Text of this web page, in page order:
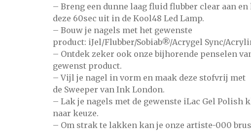
– Breng een dunne laag fluid flubber clear aan en
deze 60sec uit in de Kool48 Led Lamp.
– Bouw je nagels met het gewenste
product: iJel/Flubber/Sobiab®/Acrygel Sync/
– Ontdek zeker ook onze bijhorende penselen
gewenst product.
– Vijl je nagel in vorm en maak deze stofvrij met
de Sweeper van Ink London.
– Lak je nagels met de gewenste iLac Gel Polish
naar keuze.
– Om strak te lakken kan je onze artiste-000